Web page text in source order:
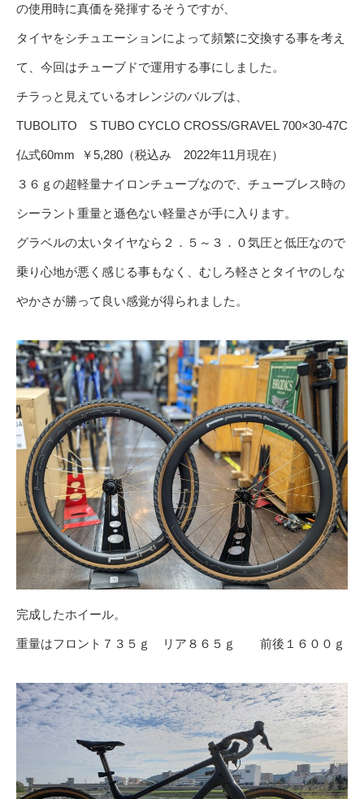
の使用時に真価を発揮するそうですが、
タイヤをシチュエーションによって頻繁に交換する事を考え
て、今回はチューブドで運用する事にしました。
チラっと見えているオレンジのバルブは、
TUBOLITO S TUBO CYCLO CROSS/GRAVEL 700×30-47C
仏式60mm ￥5,280（税込み 2022年11月現在）
３６ｇの超軽量ナイロンチューブなので、チューブレス時の
シーラント重量と遜色ない軽量さが手に入ります。
グラベルの太いタイヤなら２．５～３．０気圧と低圧なので
乗り心地が悪く感じる事もなく、むしろ軽さとタイヤのしな
やかさが勝って良い感覚が得られました。
完成したホイール。
重量はフロント７３５ｇ リア８６５ｇ 前後１６００ｇ